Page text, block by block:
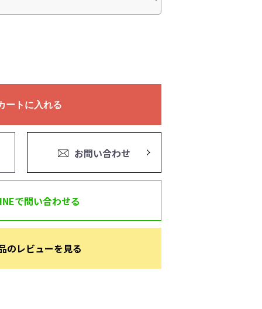
ートに入れる
お問い合わせ
で問い合わせる
のレビューを見る